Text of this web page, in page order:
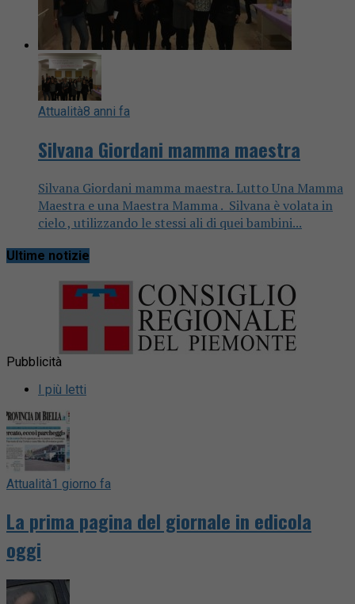
Attualità8 anni fa
Silvana Giordani mamma maestra
Silvana Giordani mamma maestra. Lutto Una Mamma
Maestra e una Maestra Mamma . Silvana è volata in
cielo , utilizzando le stessi ali di quei bambini...
Ultime notizie
Pubblicità
I più letti
Attualità1 giorno fa
La prima pagina del giornale in edicola
oggi